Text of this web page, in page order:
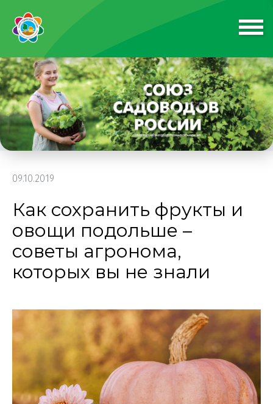
09.10.2019
Как сохранить фрукты и
овощи подольше –
советы агронома,
которых вы не знали